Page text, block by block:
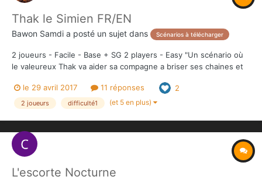
Thak le Simien FR/EN
Bawon Samdi a posté un sujet dans Scénarios à télécharger
2 joueurs - Facile - Base + SG 2 players - Easy "Un scénario où
le valeureux Thak va aider sa compagne a briser ses chaines et
mighty Thak helping his dear apefriend to broke free and
punishing the one who captured...
le 29 avril 2017 11 réponses 2
2 joueurs difficulté1 (et 5 en plus)
L'escorte Nocturne